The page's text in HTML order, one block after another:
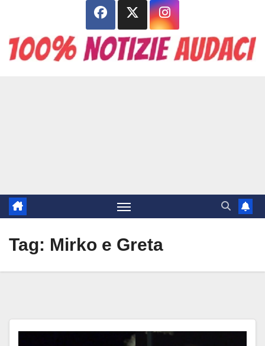
contenuto
Tag: Mirko e Greta